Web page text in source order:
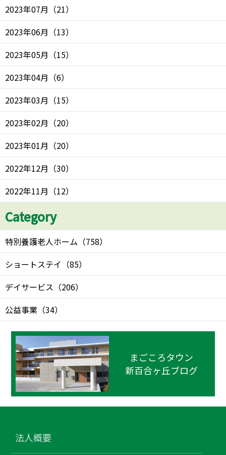
2023年07月 （21）
2023年06月 （13）
2023年05月 （15）
2023年04月 （6）
2023年03月 （15）
2023年02月 （20）
2023年01月 （20）
2022年12月 （30）
2022年11月 （12）
Category
特別養護老人ホーム （758）
ショートステイ （85）
デイサービス （206）
公益事業 （34）
まごころタウン
新百合ヶ丘ブログ
法人概要